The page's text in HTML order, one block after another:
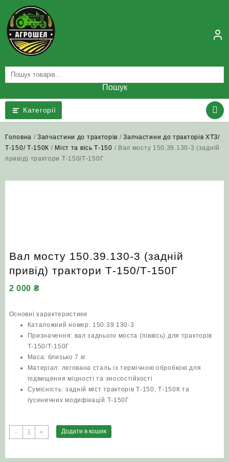
content
Пошук
Категорії
Головна /Запчастини до тракторів /Запчастини до тракторів ХТЗ/
Т-150/ Т-150К / Міст та вісь Т-150 / Вал мосту 150.39.130-3 (задній
привід) трактори Т‑150/Т‑150Г
Вал мосту 150.39.130-3 (задній
привід) трактори Т‑150/Т‑150Г
2 000 ₴
Основні характеристики
Каталожний номер: 150.39.130-3
Призначення: вал заднього моста (піввісь) для тракторів
Т‑150/Т‑150Г
Маса: близько 7 кг
Матеріал: легована сталь із термічною обробкою для
підвищення міцності та зносостійкості
Сумісність: задній міст тракторів Т‑150, Т‑150К та
гусеничних модифікацій Т‑150Г
-
Вал
мосту
+ Додати в кошик